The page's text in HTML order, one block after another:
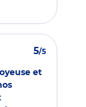
5/5
et